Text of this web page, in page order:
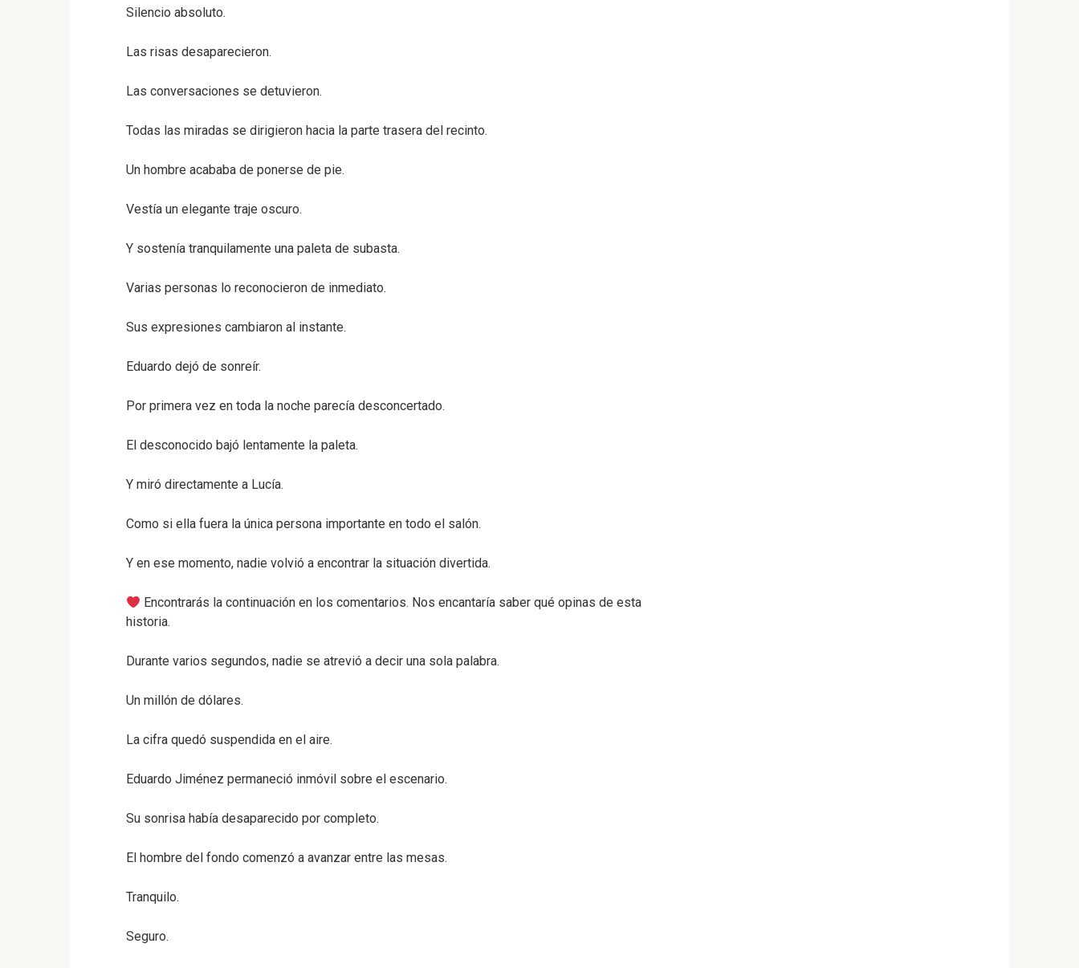
Silencio absoluto.
Las risas desaparecieron.
Las conversaciones se detuvieron.
Todas las miradas se dirigieron hacia la parte trasera del recinto.
Un hombre acababa de ponerse de pie.
Vestía un elegante traje oscuro.
Y sostenía tranquilamente una paleta de subasta.
Varias personas lo reconocieron de inmediato.
Sus expresiones cambiaron al instante.
Eduardo dejó de sonreír.
Por primera vez en toda la noche parecía desconcertado.
El desconocido bajó lentamente la paleta.
Y miró directamente a Lucía.
Como si ella fuera la única persona importante en todo el salón.
Y en ese momento, nadie volvió a encontrar la situación divertida.
Encontrarás la continuación en los comentarios. Nos encantaría saber qué opinas de esta
historia.
Durante varios segundos, nadie se atrevió a decir una sola palabra.
Un millón de dólares.
La cifra quedó suspendida en el aire.
Eduardo Jiménez permaneció inmóvil sobre el escenario.
Su sonrisa había desaparecido por completo.
El hombre del fondo comenzó a avanzar entre las mesas.
Tranquilo.
Seguro.